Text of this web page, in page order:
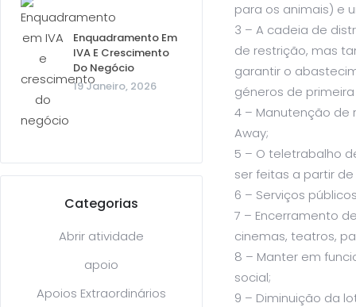
Enquadramento Em
IVA E Crescimento
Do Negócio
19 Janeiro, 2026
Categorias
Abrir atividade
apoio
Apoios Extraordinários
para os animais) e
3 – A cadeia de
de restrição, mas
garantir o
géneros de
4 – Manutenção de
Away;
5 – O teletrabalho
ser feitas a partir
6 – Serviços
7 – Encerramento
cinemas, teatros,
8 – Manter em
social;
9 – Diminuição da